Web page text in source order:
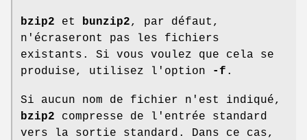
bzip2 et bunzip2, par défaut,
n'écraseront pas les fichiers
existants. Si vous voulez que cela se
produise, utilisez l'option
-f .
Si aucun nom de fichier n'est indiqué,
bzip2 compresse de l'entrée standard
vers la sortie standard. Dans ce cas,